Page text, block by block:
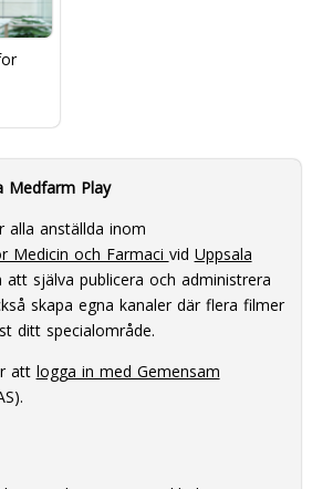
Medfarm Play
alla anställda inom
Medicin och Farmaci vid Uppsala
själva publicera och administrera
skapa egna kanaler där flera filmer
ditt specialområde.
att logga in med Gemensam